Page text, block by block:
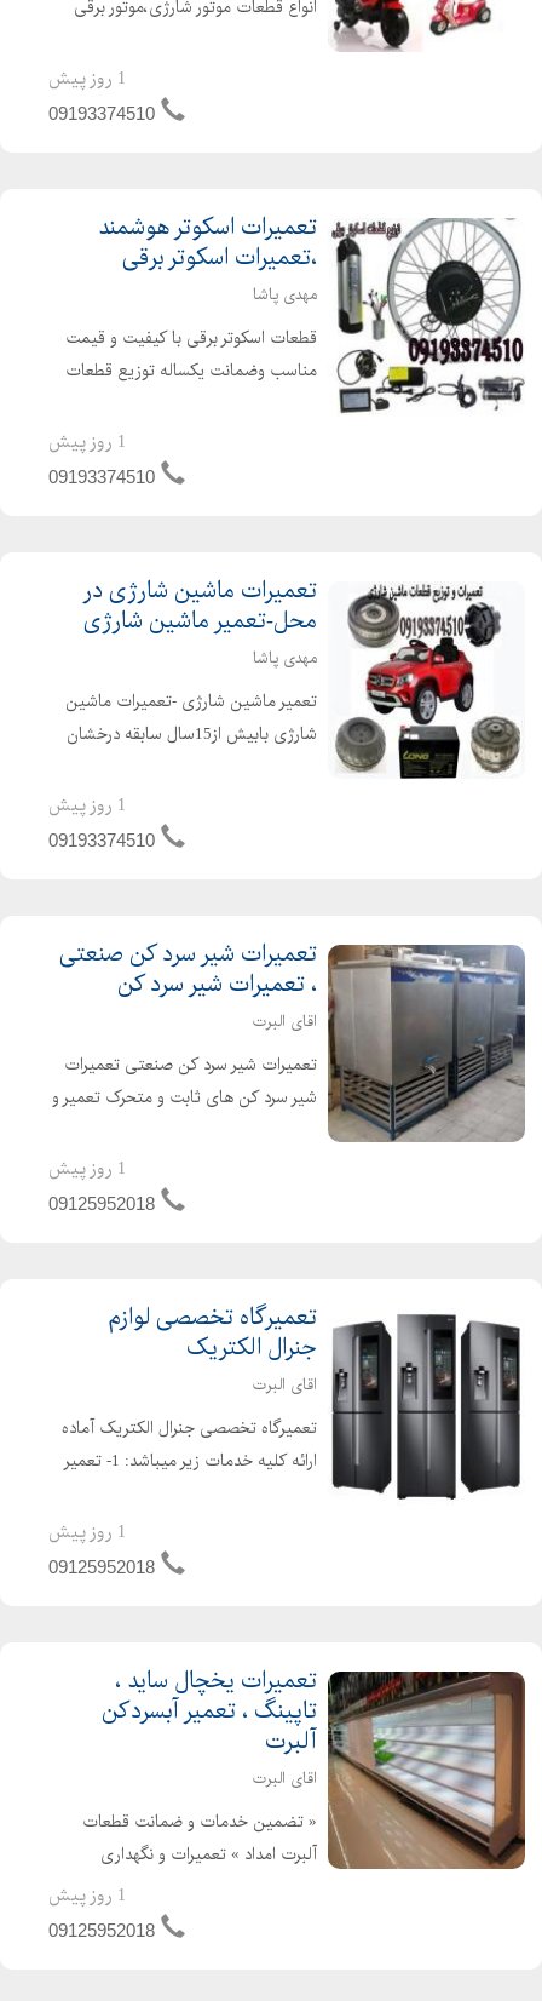
انواع قطعات موتور شارژی،موتور برقی
های 48ولت-60ولت-72ولت وبا توان های
1 روز پیش
09193374510
تعمیرات اسکوتر هوشمند
،تعمیرات اسکوتر برقی
مهدی پاشا
قطعات اسکوتر برقی با کیفیت و قیمت
مناسب وضمانت یکساله توزیع قطعات
اسکوتربرقی و تعمیر دوچرخه شارژی
تعمیراسکوترهای هوشمند فروش لوازم
1 روز پیش
09193374510
تعمیرات ماشین شارژی در
محل-تعمیر ماشین شارژی
مهدی پاشا
تعمیر ماشین شارژی -تعمیرات ماشین
شارژی بابیش از15سال سابقه درخشان
***تعمیرات ماشین شارژی در محل***
تعمیر اسباب بازی کنترل از راه دور-
1 روز پیش
09193374510
تعمیرات شیر سرد کن صنعتی
، تعمیرات شیر سرد کن
اقای البرت
تعمیرات شیر سرد کن صنعتی تعمیرات
شیر سرد کن های ثابت و متحرک تعمیر و
اداری و صنعتی و دیجیتال تعمیر شیر
سردکن ، تعمیرات تاپینگ بستنی ،
1 روز پیش
09125952018
تعمیرگاه تخصصی لوازم
جنرال الکتریک
اقای البرت
تعمیرگاه تخصصی جنرال الکتریک آماده
ارائه کلیه خدمات زیر میباشد: 1- تعمیر
نصب انواع شیر آبسردکن 4-تعمیرات انواع
آبسردکن های استیل 5-تعمیر و فروش
1 روز پیش
09125952018
تعمیرات یخچال ساید ،
تاپینگ ، تعمیر آبسردکن
آلبرت
اقای البرت
« تضمین خدمات و ضمانت قطعات
آلبرت امداد » تعمیرات و نگهداری
سردخانه های ثابت و متحرک تعمیر شیر
سردکن ، تعمیرات تاپینگ بستنی ،
1 روز پیش
09125952018